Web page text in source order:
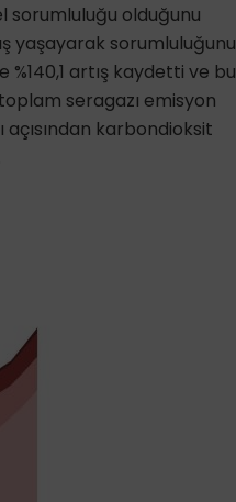
sorumluluğu olduğunu
yaşayarak sorumluluğunu
%140,1 artış kaydetti ve bu
seragazı emisyon
karbondioksit